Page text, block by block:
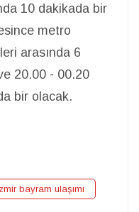
10 dakikada bir
metro
arasında 6
20.00 - 00.20
bir olacak.
bayram ulaşımı